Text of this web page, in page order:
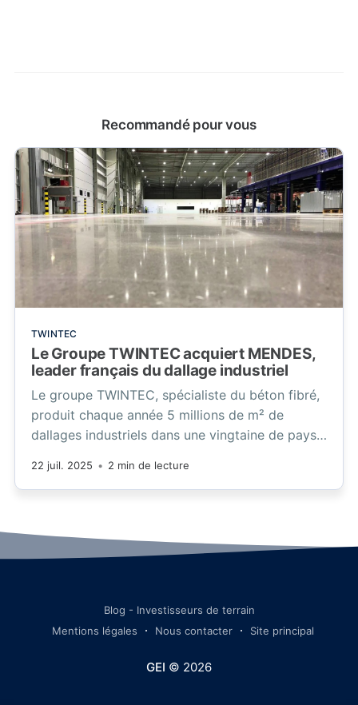
Recommandé pour vous
TWINTEC
Le Groupe TWINTEC acquiert MENDES,
leader français du dallage industriel
Le groupe TWINTEC, spécialiste du béton fibré,
produit chaque année 5 millions de m² de
dallages industriels dans une vingtaine de pays.
l’acquisition de MENDES, son chiffre d’affaires
dépasse désormais les 200 millions d’euros.
22 juil. 2025 • 2 min de lecture
Blog - Investisseurs de terrain
Mentions légales
Nous contacter Site principal
GEI © 2026